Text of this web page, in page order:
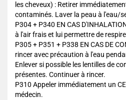
les cheveux) : Retirer
contaminés. Laver la peau à l'eau/
P304 + P340 EN CAS
à l'air frais et lui permettre de
P305 + P351 + P338 EN CAS DE
rincer avec précaution à l'eau
Enlever si possible les lentilles de
présentes. Continuer à rincer.
P310 Appeler immédiatement un
médecin.